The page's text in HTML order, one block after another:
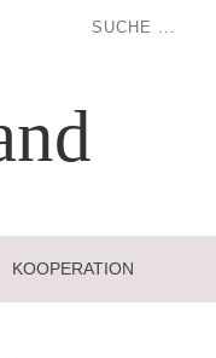
KOOPERATION